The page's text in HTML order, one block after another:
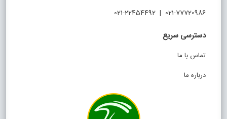
021-77720986 | 021-22454492
دسترسی سریع
تماس با ما
درباره ما